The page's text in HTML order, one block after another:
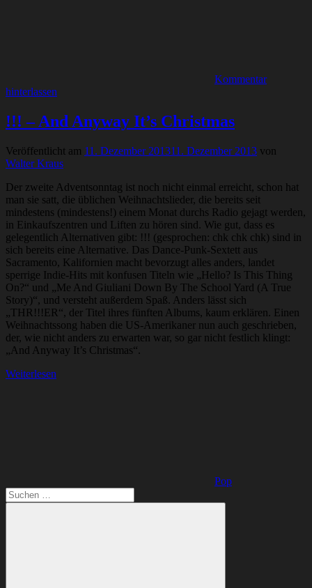
Kommentar
hinterlassen
!!! – And Anyway It’s Christmas
Veröffentlicht am 11. Dezember 201311. Dezember 2013 von
Walter Kraus
Der zweite Adventsonntag ist noch nicht einmal erreicht, schon hat
man sie satt, die üblichen Weihnachtslieder, die bereits seit
mindestens (mindestens!) einem Monat durchs Radio gejagt werden,
in Einkaufszentren und Liften zu hören sind. Wie gut, dass es
gelegentlich Alternativen gibt: !!! (gesprochen: chk chk chk) sind in
sich bereits eine Alternative. Das Dance-Punk-Sextett aus
Sacramento, Kalifornien macht bevorzugt alles anders, landet
sperrige Indie-Hits mit konfusen Titeln wie „Hello? Is This Thing
On?“ und „Me And Giuliani Down By The School Yard (A True
Story)“, und versteht außerdem Spaß. Anders lässt sich
„THR!!!ER“, der Titel ihres fünften Albums, kaum erklären. Einen
Weihnachtssong haben die US-Amerikaner nun auch geschrieben,
der, wie nicht anders zu erwarten war, so gar nicht festlich klingt:
„And Anyway It’s Christmas“.
Weiterlesen
Pop
Suchen
nach: